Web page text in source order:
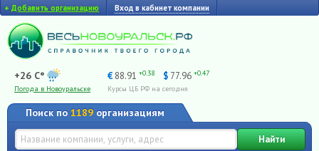
+ Добавить организацию Вход в кабинет компании
+26 C°
Погода в Новоуральске
€ 88.91 +0.38 $ 77.96 +0.47
Курсы ЦБ РФ на сегодня
Поиск по 1189 организациям
Найти